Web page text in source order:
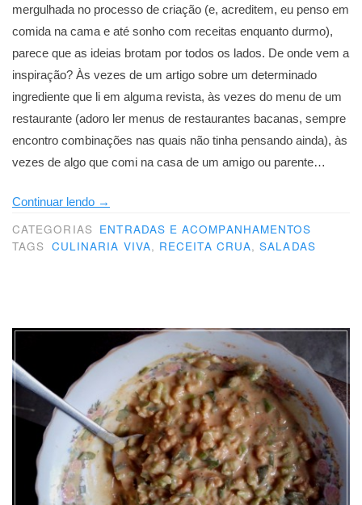
mergulhada no processo de criação (e, acreditem, eu penso em
comida na cama e até sonho com receitas enquanto durmo),
parece que as ideias brotam por todos os lados. De onde vem a
inspiração? Às vezes de um artigo sobre um determinado
ingrediente que li em alguma revista, às vezes do menu de um
restaurante (adoro ler menus de restaurantes bacanas, sempre
encontro combinações nas quais não tinha pensando ainda), às
vezes de algo que comi na casa de um amigo ou parente…
Continuar lendo “Sobre
inspiração”
→
CATEGORIAS ENTRADAS E ACOMPANHAMENTOS
TAGS CULINARIA VIVA, RECEITA CRUA,SALADAS